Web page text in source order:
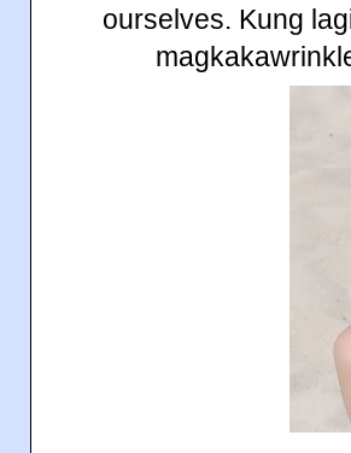
ourselves. Kung